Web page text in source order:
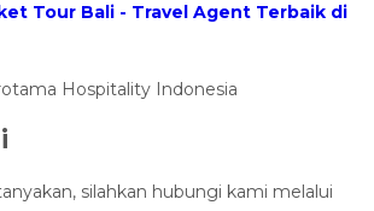
Tour Bali - Travel Agent Terbaik di
Hospitality Indonesia
silahkan hubungi kami melalui